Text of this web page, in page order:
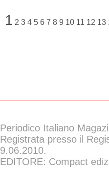
1 2 3 4 5 6 7 8 9 10 11 12 13
Periodico Italiano
Registrata presso il
9.06.2010.
EDITORE: Compact